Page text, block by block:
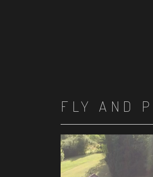
FLY AND